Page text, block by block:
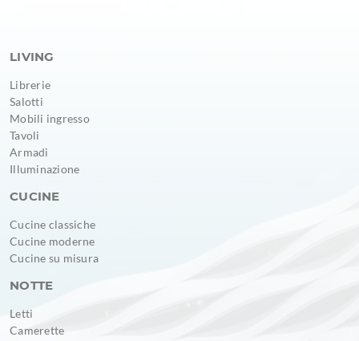
LIVING
Librerie
Salotti
Mobili ingresso
Tavoli
Armadi
Illuminazione
CUCINE
Cucine classiche
Cucine moderne
Cucine su misura
NOTTE
Letti
Camerette